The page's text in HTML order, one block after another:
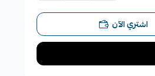
اشتري الآن